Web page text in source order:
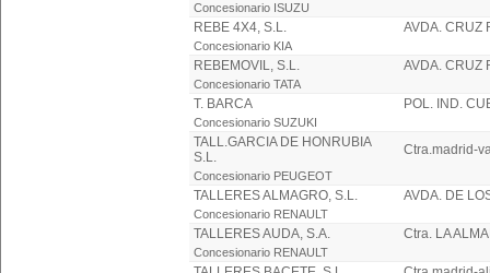
Concesionario ISUZU
REBE 4X4, S.L. AVDA. CRUZ
Concesionario KIA
REBEMOVIL, S.L. AVDA. CRUZ
Concesionario TATA
T. BARCA POL. IND.
Concesionario SUZUKI
TALL.GARCIA DE HONRUBIA
S.L.
Ctra.madrid-
Concesionario PEUGEOT
TALLERES ALMAGRO, S.L. AVDA. DE
Concesionario RENAULT
TALLERES AUDA, S.A. Ctra. LA
Concesionario RENAULT